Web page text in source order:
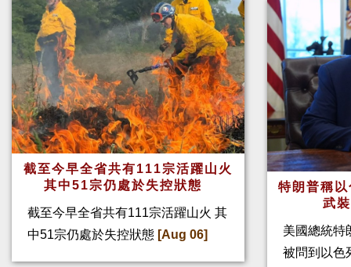
截至今早全省共有111宗活躍山火
其中51宗仍處於失控狀態
截至今早全省共有111宗活躍山火 其
中51宗仍處於失控狀態 [Aug 06]
特朗普稱
武
美國總統特
被問到以色